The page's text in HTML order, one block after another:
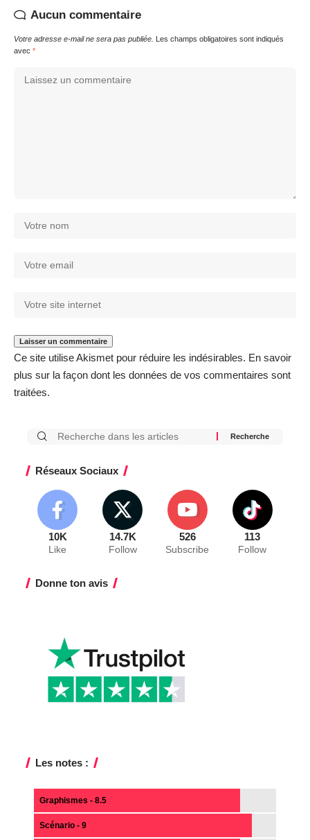
Aucun commentaire
Votre adresse e-mail ne sera pas publiée. Les champs obligatoires sont indiqués
avec *
Ce site utilise Akismet pour réduire les indésirables. En savoir
plus sur la façon dont les données de vos commentaires sont
traitées.
Réseaux Sociaux
10K
Like
14.7K
Follow
526
Subscribe
113
Follow
Donne ton avis
Les notes :
Graphismes - 8.5
Scénario - 9